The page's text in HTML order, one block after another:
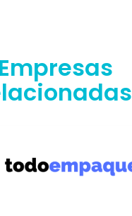
Empresas